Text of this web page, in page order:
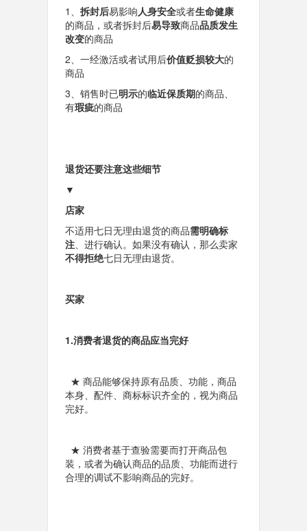
1、 拆封后易影响人身安全或者生命健康
的商品，或者拆封后易导致商品品质发生
改变的商品
2、一经激活或者试用后价值贬损较大的
商品
3、销售时已明示的临近保质期的商品、
有瑕疵的商品
退货还要注意这些细节
▼
店家
不适用七日无理由退货的商品需明确标
注、进行确认。如果没有确认，那么卖家
不得拒绝七日无理由退货。
买家
1.消费者退货的商品应当完好
★ 商品能够保持原有品质、功能，商品
本身、配件、商标标识齐全的，视为商品
完好。
★ 消费者基于查验需要而打开商品包
装，或者为确认商品的品质、功能而进行
合理的调试不影响商品的完好。